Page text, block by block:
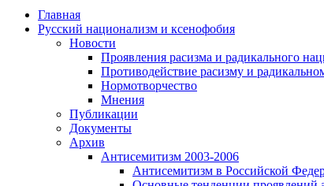
Главная
Русский национализм и ксенофобия
Новости
Проявления расизма и радикального
Противодействие расизму и
Нормотворчество
Мнения
Публикации
Документы
Архив
Антисемитизм 2003-2006
Антисемитизм в Российской